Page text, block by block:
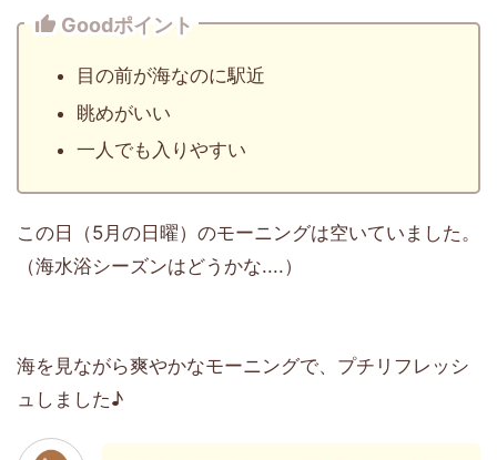
Goodポイント
目の前が海なのに駅近
眺めがいい
一人でも入りやすい
この日（5月の日曜）のモーニングは空いていました。
（海水浴シーズンはどうかな....）
海を見ながら爽やかなモーニングで、プチリフレッシ
ュしました♪